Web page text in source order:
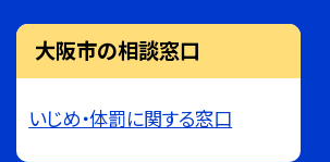
大阪市の相談窓口
いじめ・体罰に関する窓口